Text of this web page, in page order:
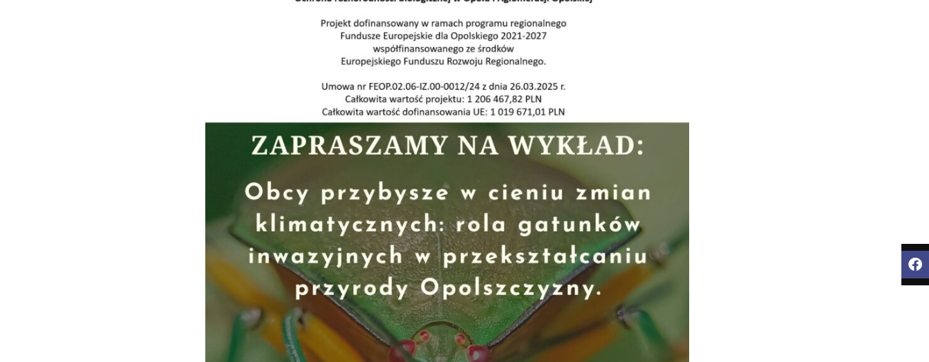
Marketing
Udostępniając
swoje
zainteresowania i
zachowania
podczas
odwiedzania naszej
strony, zwiększasz
szansę na
zobaczenie
spersonalizowanych